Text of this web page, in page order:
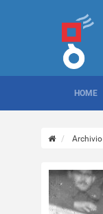
HOME
Archivio